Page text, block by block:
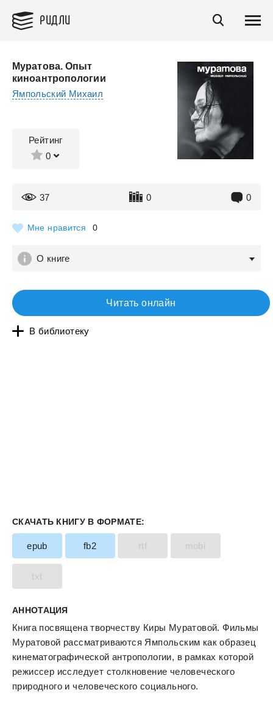
РИДЛИ
Муратова. Опыт
киноантропологии
Ямпольский Михаил
Рейтинг
0
37 0 0
Мне нравится 0
О книге
Читать онлайн
В библиотеку
СКАЧАТЬ КНИГУ В ФОРМАТЕ:
epub fb2 rtf mobi
txt
АННОТАЦИЯ
Книга посвящена творчеству Киры Муратовой. Фильмы
Муратовой рассматриваются Ямпольским как образец
кинематографической антропологии, в рамках которой
режиссер исследует столкновение человеческого
природного и человеческого социального.